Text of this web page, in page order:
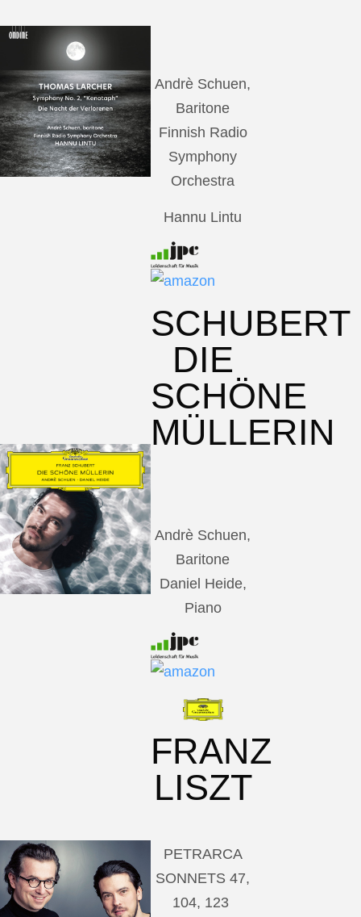
Andrè Schuen,
Baritone
Finnish Radio
Symphony
Orchestra
Hannu Lintu
SCHUBERT
DIE
SCHÖNE
MÜLLERIN
Andrè Schuen,
Baritone
Daniel Heide,
Piano
FRANZ
LISZT
PETRARCA
SONNETS 47,
104, 123